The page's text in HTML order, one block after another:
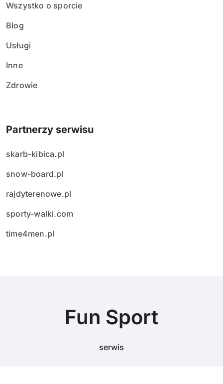
Wszystko o sporcie
Blog
Usługi
Inne
Zdrowie
Partnerzy serwisu
skarb-kibica.pl
snow-board.pl
rajdyterenowe.pl
sporty-walki.com
time4men.pl
Fun Sport
serwis